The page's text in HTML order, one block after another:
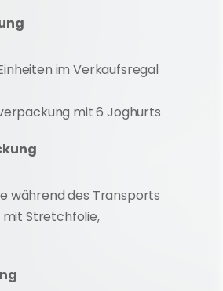
im Verkaufsregal
mit 6 Joghurts
während des Transports
mit Stretchfolie,